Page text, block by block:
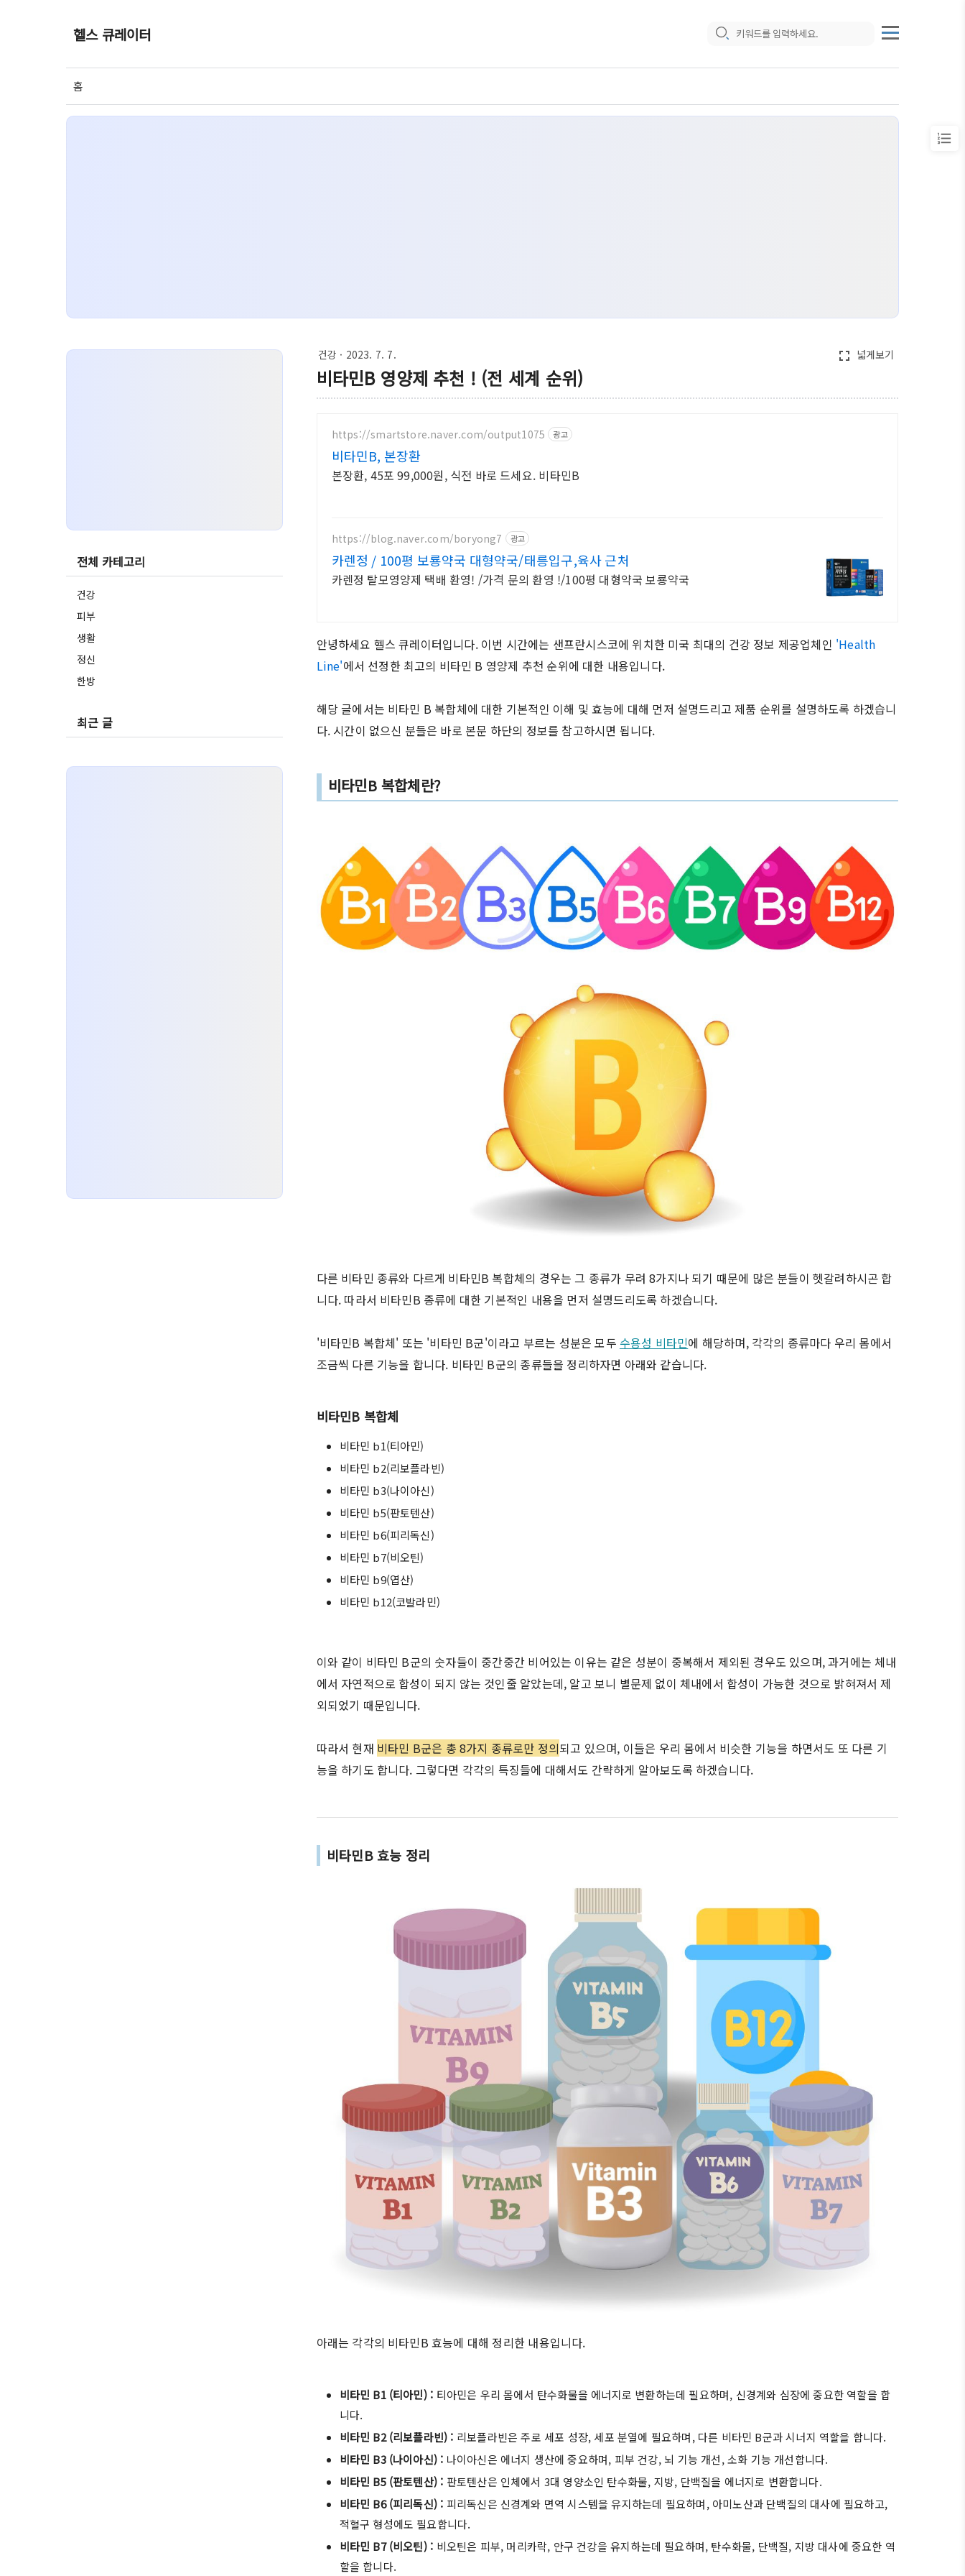
헬스 큐레이터
홈
건강 · 2023. 7. 7. fullscreen 넓게보기
비타민B 영양제 추천 ! (전 세계 순위)
https://smartstore.naver.com/output1075 광고
비타민B, 본장환
본장환, 45포 99,000원, 식전 바로 드세요. 비타민B
https://blog.naver.com/boryong7 광고
카렌정 / 100평 보룡약국 대형약국/태릉입구,육사 근처
카렌정 탈모영양제 택배 환영! /가격 문의 환영 !/100평 대형약국 보룡약국
안녕하세요 헬스 큐레이터입니다. 이번 시간에는 샌프란시스코에 위치한 미국 최대의 건강 정보 제공업체인 'Health
Line'에서 선정한 최고의 비타민 B 영양제 추천 순위에 대한 내용입니다.
해당 글에서는 비타민 B 복합체에 대한 기본적인 이해 및 효능에 대해 먼저 설명드리고 제품 순위를 설명하도록 하겠습니
다. 시간이 없으신 분들은 바로 본문 하단의 정보를 참고하시면 됩니다.
비타민B 복합체란?
다른 비타민 종류와 다르게 비타민B 복합체의 경우는 그 종류가 무려 8가지나 되기 때문에 많은 분들이 헷갈려하시곤 합
니다. 따라서 비타민B 종류에 대한 기본적인 내용을 먼저 설명드리도록 하겠습니다.
'비타민B 복합체' 또는 '비타민 B군'이라고 부르는 성분은 모두 수용성 비타민에 해당하며, 각각의 종류마다 우리 몸에서
조금씩 다른 기능을 합니다. 비타민 B군의 종류들을 정리하자면 아래와 같습니다.
비타민B 복합체
비타민 b1(티아민)
비타민 b2(리보플라빈)
비타민 b3(나이아신)
비타민 b5(판토텐산)
비타민 b6(피리독신)
비타민 b7(비오틴)
비타민 b9(엽산)
비타민 b12(코발라민)
이와 같이 비타민 B군의 숫자들이 중간중간 비어있는 이유는 같은 성분이 중복해서 제외된 경우도 있으며, 과거에는 체내
에서 자연적으로 합성이 되지 않는 것인줄 알았는데, 알고 보니 별문제 없이 체내에서 합성이 가능한 것으로 밝혀져서 제
외되었기 때문입니다.
따라서 현재 비타민 B군은 총 8가지 종류로만 정의되고 있으며, 이들은 우리 몸에서 비슷한 기능을 하면서도 또 다른 기
능을 하기도 합니다. 그렇다면 각각의 특징들에 대해서도 간략하게 알아보도록 하겠습니다.
비타민B 효능 정리
아래는 각각의 비타민B 효능에 대해 정리한 내용입니다.
비타민 B1 (티아민) : 티아민은 우리 몸에서 탄수화물을 에너지로 변환하는데 필요하며, 신경계와 심장에 중요한 역할을 합
니다.
비타민 B2 (리보플라빈) : 리보플라빈은 주로 세포 성장, 세포 분열에 필요하며, 다른 비타민 B군과 시너지 역할을 합니다.
비타민 B3 (나이아신) : 나이아신은 에너지 생산에 중요하며, 피부 건강, 뇌 기능 개선, 소화 기능 개선합니다.
비타민 B5 (판토텐산) : 판토텐산은 인체에서 3대 영양소인 탄수화물, 지방, 단백질을 에너지로 변환합니다.
비타민 B6 (피리독신) : 피리독신은 신경계와 면역 시스템을 유지하는데 필요하며, 아미노산과 단백질의 대사에 필요하고,
적혈구 형성에도 필요합니다.
비타민 B7 (비오틴) : 비오틴은 피부, 머리카락, 안구 건강을 유지하는데 필요하며, 탄수화물, 단백질, 지방 대사에 중요한 역
할을 합니다.
전체 카테고리
건강
피부
생활
정신
한방
최근 글